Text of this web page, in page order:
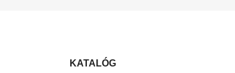
KATALÓG